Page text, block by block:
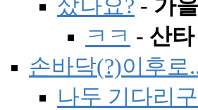
샀나요? - 가
ㅋㅋ - 산타
손바닥(?)이후로
나두 기다리